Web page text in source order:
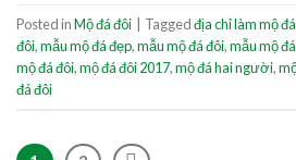
Posted inMộ đá đôi Taggedđịa chỉ làm mộ
đôi,mẫu mộ đá đẹp,mẫu mộ đá đôi,mẫu mộ
mộ đá đôi,mộ đá đôi 2017,mộ đá hai người,
đá đôi